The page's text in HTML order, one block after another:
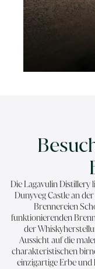
Die Lagavulin Distillery
Dunyveg Castle an
Brennereien
funktionierenden
der
Aussicht auf die
charakteristischen
einzigartige Erbe